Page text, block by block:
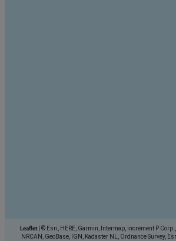
Leaflet
© Esri, HERE, Garmin, Intermap, increment P Corp.,
NRCAN, GeoBase, IGN, Kadaster NL, Ordnance Survey,